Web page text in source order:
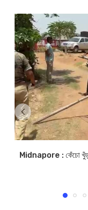
Midnapore : কেঁচো খুঁড়তে